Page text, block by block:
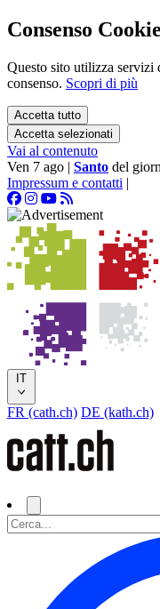
Consenso Cookie
Questo sito utilizza servizi
consenso. Scopri di più
Accetta tutto
Accetta selezionati
Vai al contenuto
Ven 7 ago | Santo del
Impressum e contatti |
IT
FR (cath.ch) DE (kath.ch)